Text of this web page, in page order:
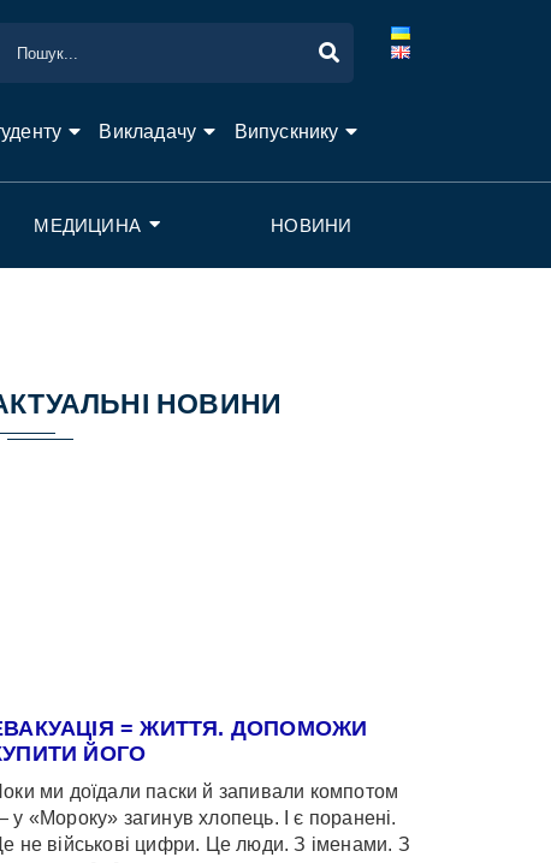
Викладачу Випускнику
МЕДИЦИНА НОВИНИ
НОВИНИ
= ЖИТТЯ. ДОПОМОЖИ
ЙОГО
ми доїдали паски й запивали компотом
у «Мороку» загинув хлопець. І є поранені.
не військові цифри. Це люди. З іменами. З